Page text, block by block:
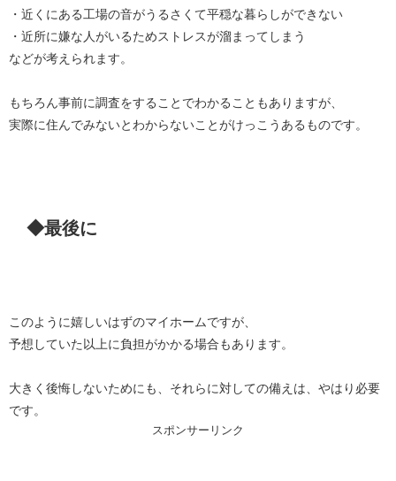
・近くにある工場の音がうるさくて平穏な暮らしができない
・近所に嫌な人がいるためストレスが溜まってしまう
などが考えられます。
もちろん事前に調査をすることでわかることもありますが、
実際に住んでみないとわからないことがけっこうあるものです。
◆最後に
このように嬉しいはずのマイホームですが、
予想していた以上に負担がかかる場合もあります。
大きく後悔しないためにも、それらに対しての備えは、やはり必要
です。
スポンサーリンク